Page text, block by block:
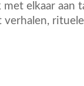
elkaar aan
verhalen,